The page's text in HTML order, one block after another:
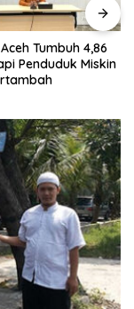
Tumbuh 4,86
Penduduk Miskin